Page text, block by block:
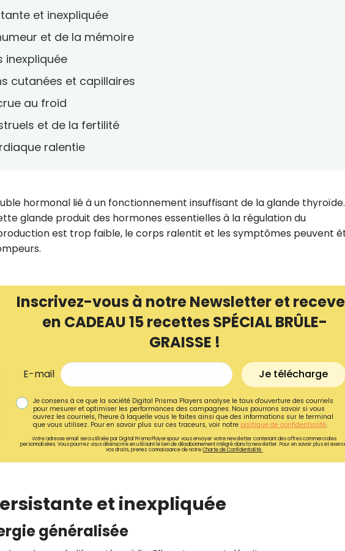
et inexpliquée
et de la mémoire
inexpliquée
cutanées et capillaires
au froid
et de la fertilité
ralentie
hormonal lié à un fonctionnement insuffisant de la glande thyroïde.
glande produit des hormones essentielles à la régulation du
est trop faible, le corps ralentit et les symptômes peuvent
Inscrivez-vous à notre Newsletter et
en CADEAU 15 recettes SPÉCIAL BRÛLE-
GRAISSE !
E-mail Je télécharge
Je consens à ce que la société Digital Prisma Players analyse le taux d'ouverture des courriels
pour mesurer et optimiser les performances des campagnes. Nous pourrons savoir si vous
ouvrez les courriels, l'heure à laquelle vous le faites ainsi que des informations sur le terminal
que vous utilisez. Pour en savoir plus sur ces traceurs, voir notre politique de confidentialité.
Votre adresse email sera utilisée par Digital Prisma Playerspour vous envoyer votre newsletter contenant des offres commerciales
personnalisées. Vous pourrez vous désinscrire en utilisant le lien de désabonnement intégré dans la newsletter. Pour en savoir plus et
vos droits, prenez connaissance de notreCharte de Confidentialité.
et inexpliquée
généralisée
recettes inédites de
!
Ainsi que la newsletter